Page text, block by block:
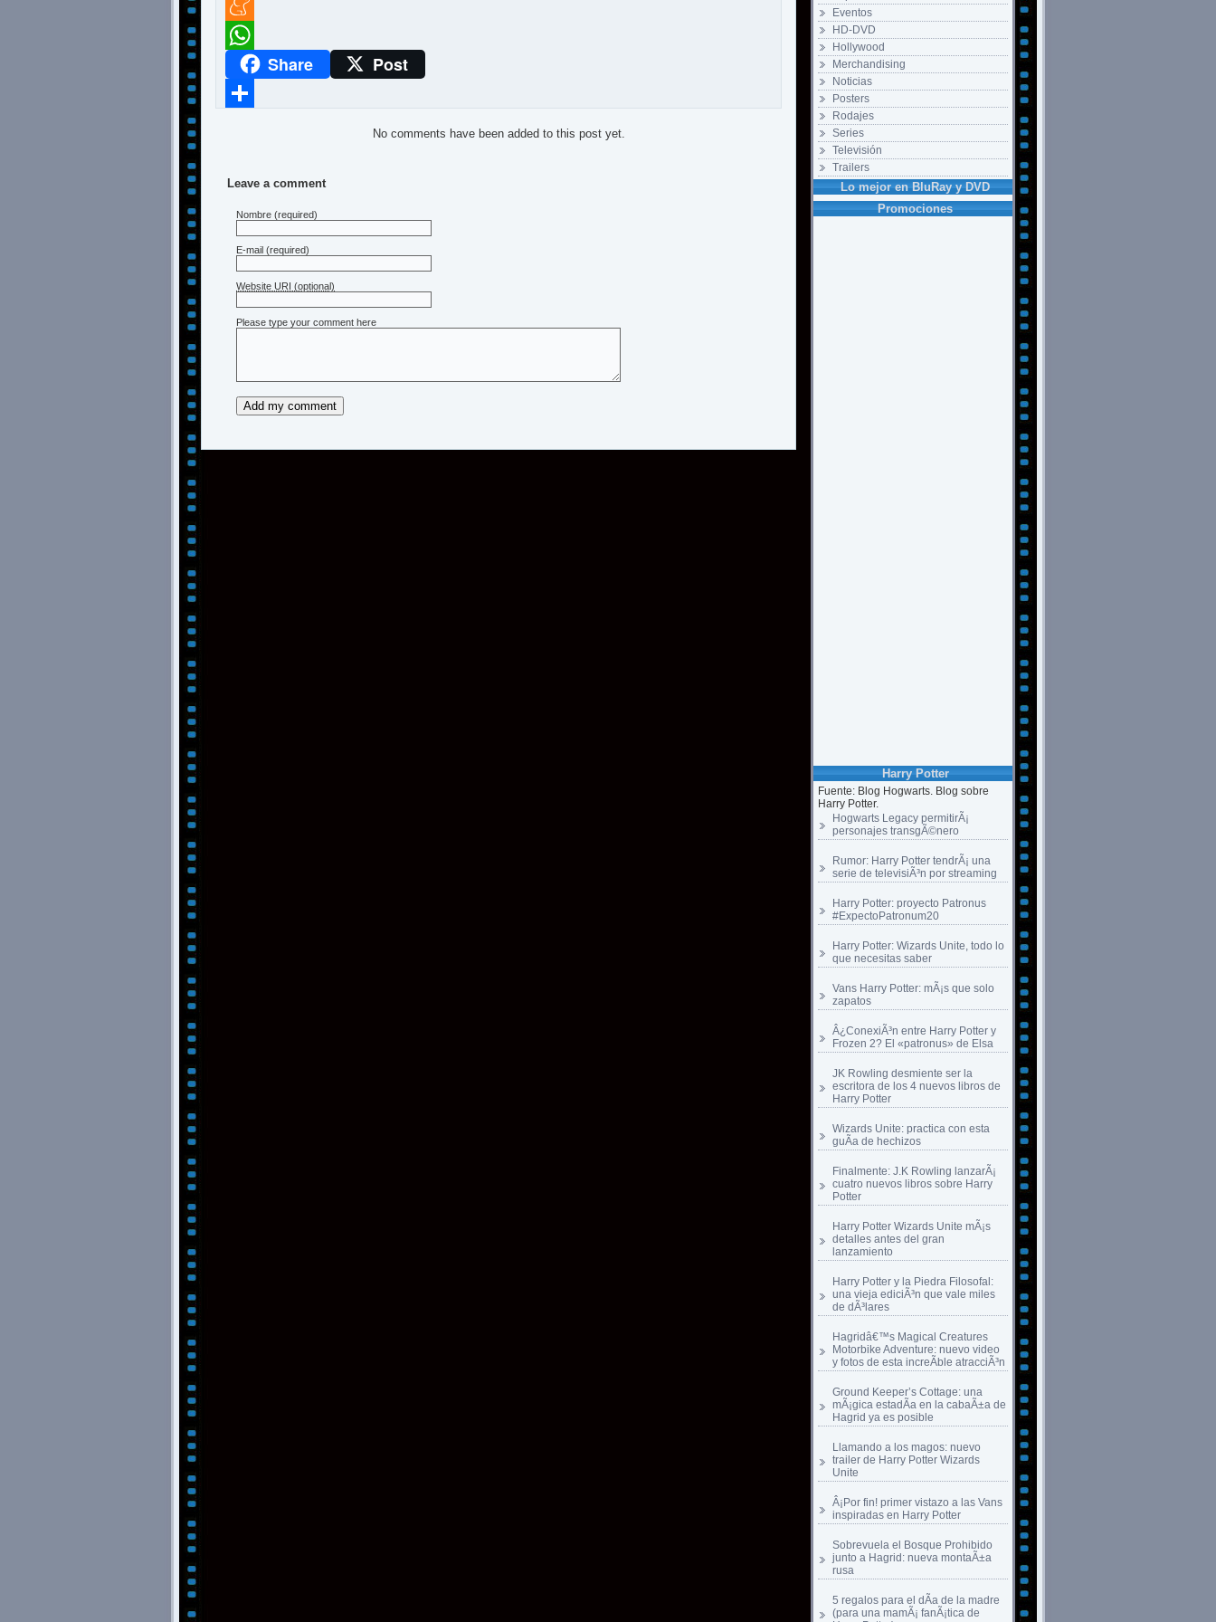
Eventos
HD-DVD
Hollywood
Merchandising
Noticias
Posters
Rodajes
Series
Televisión
Trailers
Lo mejor en BluRay y DVD
Promociones
Harry Potter
Fuente: Blog Hogwarts. Blog sobre
Harry Potter.
Hogwarts Legacy permitirÃ¡
personajes transgÃ©nero
Rumor: Harry Potter tendrÃ¡ una
serie de televisiÃ³n por streaming
Harry Potter: proyecto Patronus
#ExpectoPatronum20
Harry Potter: Wizards Unite, todo lo
que necesitas saber
Vans Harry Potter: mÃ¡s que solo
zapatos
Â¿ConexiÃ³n entre Harry Potter y
Frozen 2? El «patronus» de Elsa
JK Rowling desmiente ser la
escritora de los 4 nuevos libros de
Harry Potter
Wizards Unite: practica con esta
guÃ­a de hechizos
Finalmente: J.K Rowling lanzarÃ¡
cuatro nuevos libros sobre Harry
Potter
Harry Potter Wizards Unite mÃ¡s
detalles antes del gran
lanzamiento
Harry Potter y la Piedra Filosofal:
una vieja ediciÃ³n que vale miles
de dÃ³lares
Hagridâ€™s Magical Creatures
Motorbike Adventure: nuevo video
y fotos de esta increÃ­ble atracciÃ³n
Ground Keeper’s Cottage: una
mÃ¡gica estadÃ­a en la cabaÃ±a de
Hagrid ya es posible
Llamando a los magos: nuevo
trailer de Harry Potter Wizards
Unite
Â¡Por fin! primer vistazo a las Vans
inspiradas en Harry Potter
Sobrevuela el Bosque Prohibido
junto a Hagrid: nueva montaÃ±a
rusa
5 regalos para el dÃ­a de la madre
(para una mamÃ¡ fanÃ¡tica de
Twitter
Meneame
WhatsAppShare Post
No comments have been added to this post yet.
Leave a comment
Nombre (required)
E-mail (required)
Website URI (optional)
Please type your comment here